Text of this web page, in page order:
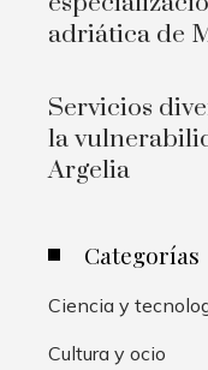
adriática de
Servicios
la
Argelia
Categorías
Ciencia y
Cultura y ocio